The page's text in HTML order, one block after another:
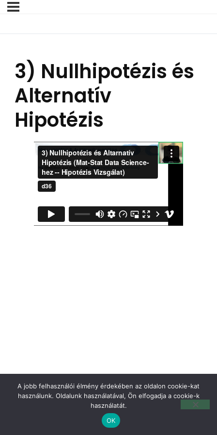
3) Nullhipotézis és
Alternatív
Hipotézis
A jobb felhasználói élmény érdekében az oldalon cookie-kat
használunk. Oldalunk használatával, Ön elfogadja a cookie-k
használatát.
OK